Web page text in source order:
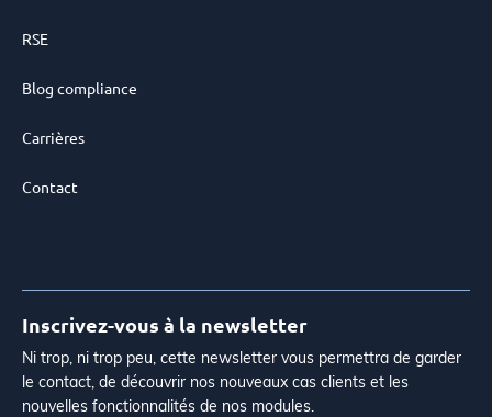
RSE
Blog compliance
Carrières
Contact
Inscrivez-vous à la newsletter
Ni trop, ni trop peu, cette newsletter vous permettra de garder
le contact, de découvrir nos nouveaux cas clients et les
nouvelles fonctionnalités de nos modules.